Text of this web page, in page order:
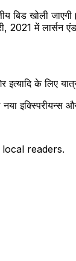
खोली
में लार्सन
के लिए
इक्स्पिरीयन्स
readers.